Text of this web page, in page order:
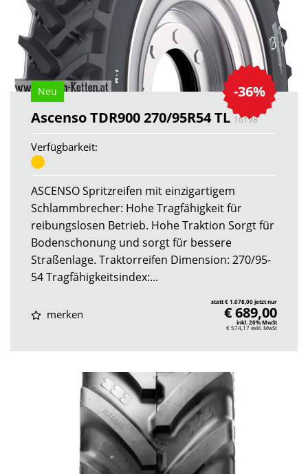
-36%
Neu
Ascenso TDR900 270/95R54 TL16198
Verfügbarkeit:
ASCENSO Spritzreifen mit einzigartigem
Schlammbrecher: Hohe Tragfähigkeit für
reibungslosen Betrieb. Hohe Traktion Sorgt für
Bodenschonung und sorgt für bessere
Straßenlage. Traktorreifen Dimension: 270/95-
54 Tragfähigkeitsindex:...
merken
statt € 1.078,00 jetzt nur
€ 689,00
inkl. 20% MwSt
€ 574,17exkl. MwSt